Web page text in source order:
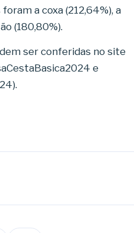
a coxa (212,64%), a
(180,80%).
ser conferidas no site
e